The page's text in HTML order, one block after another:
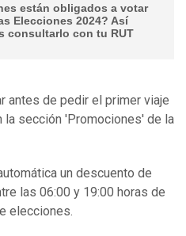
están obligados a votar
Elecciones 2024? Así
consultarlo con tu RUT
antes de pedir el primer viaje
la sección 'Promociones' de la
un descuento de
las 06:00 y 19:00 horas de
elecciones.